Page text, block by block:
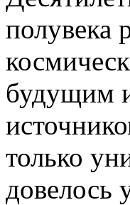
полувека
будущим
только
довелось